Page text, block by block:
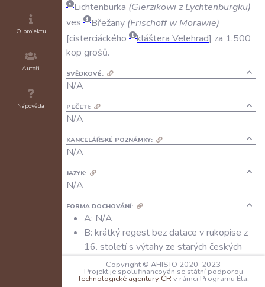
O projektu
Autoři
Nápověda
Lichtenburka (Gierzikowiz Lychtenburgku)
ves
Břežany (Frischoff w Morawie)
cisterciáckého
kláštera Velehrad za 1.500
kop grošů.
SVĚDKOVÉ:
N/A
PEČETI:
N/A
KANCELÁŘSKÉ POZNÁMKY:
N/A
JAZYK:
N/A
FORMA DOCHOVÁNÍ:
A: N/A
B: krátký regest bez datace v rukopise z
16. století s výtahy ze starých českých
register
ARCHIVNÍ SIGNATURA UVEDENÉHO DOCHOVÁNÍ:
Copyright © AHISTO 2020–2023
Projekt je spolufinancován se státní podporou
Technologické agentury ČR v rámci Programu Éta.